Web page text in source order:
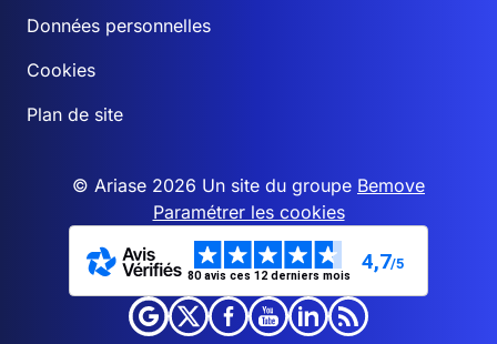
Données personnelles
Cookies
Plan de site
© Ariase 2026 Un site du groupe Bemove
Paramétrer les cookies
80 avis ces 12 derniers mois
4,7/5